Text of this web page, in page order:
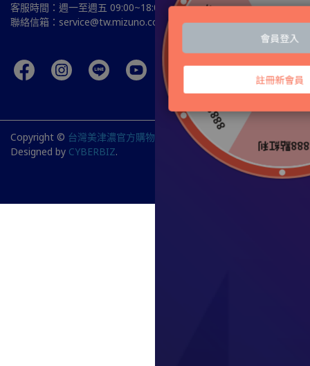
客服時間：週一至週五 09:00~18:00
聯絡信箱：service@tw.mizuno.com
Copyright © 台灣美津濃官方購物網站
All Rights Reserved.
Designed by CYBERBIZ.